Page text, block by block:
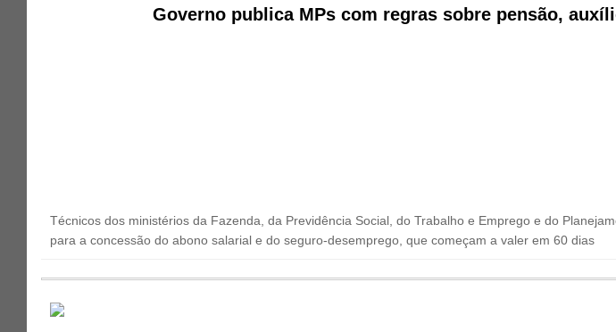
Governo publica MPs com regras sobre pensão,
Técnicos dos ministérios da Fazenda, da Previdência Social, do Trabalho e Emprego e do
para a concessão do abono salarial e do seguro-desemprego, que começam a valer em 60 dias